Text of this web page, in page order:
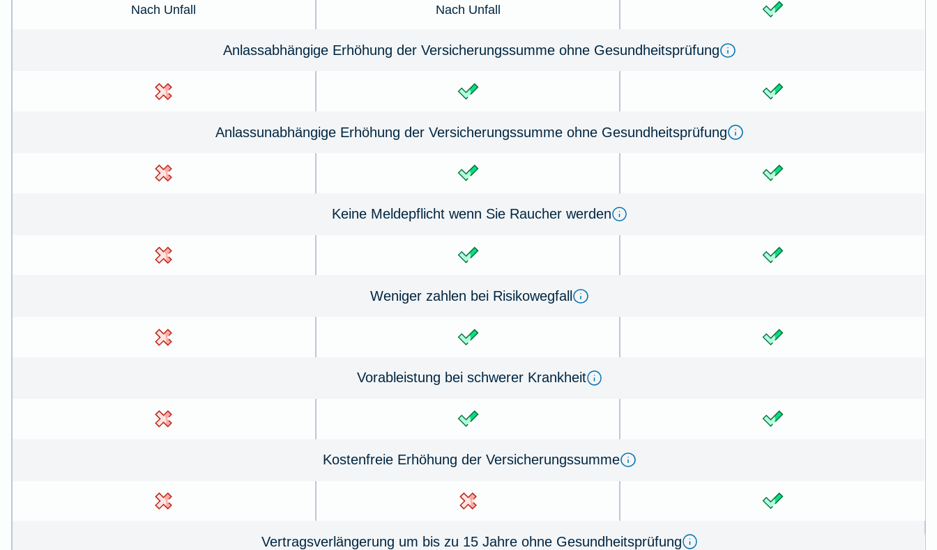
Nach Unfall Nach Unfall
Anlassabhängige Erhöhung der Ver­sicherungs­summe ohne Gesund­heits­prüfung
Anlassunabhängige Erhöhung der Versicherungssumme ohne Gesundheitsprüfung
Keine Meldepflicht wenn Sie Raucher werden
Weniger zahlen bei Risikowegfall
Vorableistung bei schwerer Krankheit
Kostenfreie Erhöhung der Versicherungssumme
Vertragsverlängerung um bis zu 15 Jahre ohne Gesundheitsprüfung